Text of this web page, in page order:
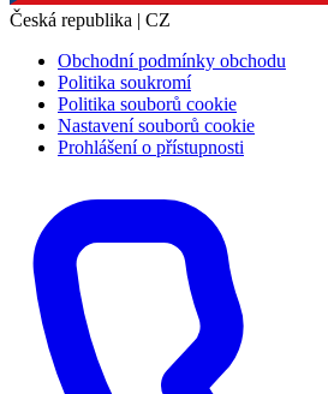
Česká republika | CZ
Obchodní podmínky obchodu
Politika soukromí
Politika souborů cookie
Nastavení souborů cookie
Prohlášení o přístupnosti